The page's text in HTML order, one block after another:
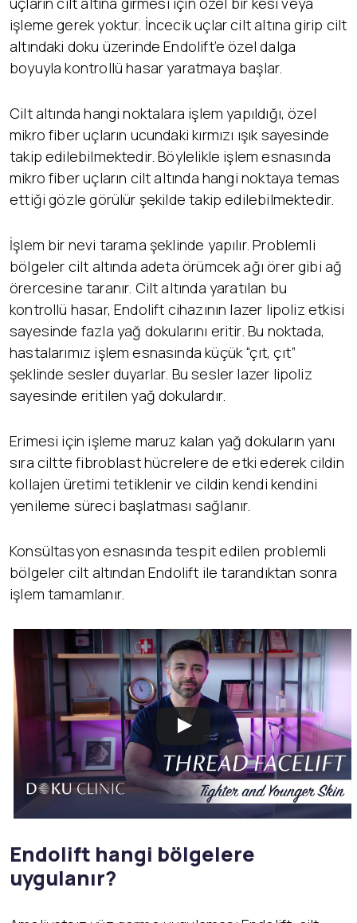
işleme gerek yoktur. İncecik uçlar cilt altına girip cilt
altındaki doku üzerinde Endolift’e özel dalga
boyuyla kontrollü hasar yaratmaya başlar.
Cilt altında hangi noktalara işlem yapıldığı, özel
mikro fiber uçların ucundaki kırmızı ışık sayesinde
takip edilebilmektedir. Böylelikle işlem esnasında
mikro fiber uçların cilt altında hangi noktaya temas
ettiği gözle görülür şekilde takip edilebilmektedir.
İşlem bir nevi tarama şeklinde yapılır. Problemli
bölgeler cilt altında adeta örümcek ağı örer gibi ağ
örercesine taranır. Cilt altında yaratılan bu
kontrollü hasar, Endolift cihazının lazer lipoliz etkisi
sayesinde fazla yağ dokularını eritir. Bu noktada,
hastalarımız işlem esnasında küçük “çıt, çıt”
şeklinde sesler duyarlar. Bu sesler lazer lipoliz
sayesinde eritilen yağ dokulardır.
Erimesi için işleme maruz kalan yağ dokuların yanı
sıra ciltte fibroblast hücrelere de etki ederek cildin
kollajen üretimi tetiklenir ve cildin kendi kendini
yenileme süreci başlatması sağlanır.
Konsültasyon esnasında tespit edilen problemli
bölgeler cilt altından Endolift ile tarandıktan sonra
işlem tamamlanır.
Endolift hangi bölgelere
uygulanır?